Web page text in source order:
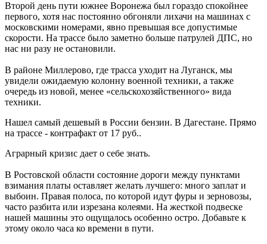
Второй день пути южнее Воронежа был гораздо спокойнее
первого, хотя нас постоянно обгоняли лихачи на машинах с
московскими номерами, явно превышая все допустимые
скорости. На трассе было заметно больше патрулей ДПС, но
нас ни разу не остановили.
В районе Миллерово, где трасса уходит на Луганск, мы
увидели ожидаемую колонну военной техники, а также
очередь из новой, менее «сельскохозяйственного» вида
техники.
Нашел самый дешевый в России бензин. В Дагестане. Прямо
на трассе - контрафакт от 17 руб..
Аграрный кризис дает о себе знать.
В Ростовской области состояние дороги между пунктами
взимания платы оставляет желать лучшего: много заплат и
выбоин. Правая полоса, по которой идут фуры и зерновозы,
часто разбита или изрезана колеями. На жесткой подвеске
нашей машины это ощущалось особенно остро. Добавьте к
этому около часа ко времени в пути.